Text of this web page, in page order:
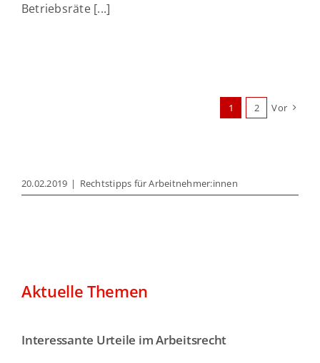
Betriebsräte [...]
1 2 Vor
20.02.2019 | Rechtstipps für Arbeitnehmer:innen
Aktuelle Themen
Interessante Urteile im Arbeitsrecht